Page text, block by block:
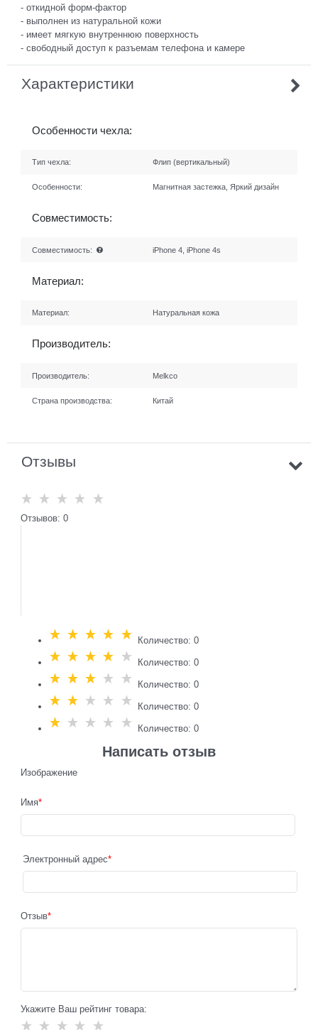
- откидной форм-фактор
- выполнен из натуральной кожи
- имеет мягкую внутреннюю поверхность
- свободный доступ к разъемам телефона и камере
Характеристики
Особенности чехла:
Тип чехла: Флип (вертикальный)
Особенности: Магнитная застежка, Яркий дизайн
Совместимость:
Совместимость: iPhone 4, iPhone 4s
Материал:
Материал: Натуральная кожа
Производитель:
Производитель: Melkco
Страна производства: Китай
Отзывы
Отзывов: 0
Количество: 0
Количество: 0
Количество: 0
Количество: 0
Количество: 0
Написать отзыв
Изображение
Имя
Электронный адрес
Отзыв
Укажите Ваш рейтинг товара: